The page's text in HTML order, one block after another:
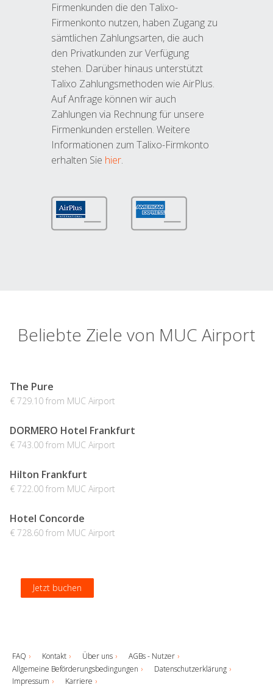
Firmenkunden die den Talixo-
Firmenkonto nutzen, haben Zugang zu
sämtlichen Zahlungsarten, die auch
den Privatkunden zur Verfügung
stehen. Darüber hinaus unterstützt
Talixo Zahlungsmethoden wie AirPlus.
Auf Anfrage können wir auch
Zahlungen via Rechnung für unsere
Firmenkunden erstellen. Weitere
Informationen zum Talixo-Firmkonto
erhalten Sie hier.
Beliebte Ziele von MUC Airport
The Pure
€ 729.10 from MUC Airport
Jetzt buchen
DORMERO Hotel Frankfurt
€ 743.00 from MUC Airport
Jetzt buchen
Hilton Frankfurt
€ 722.00 from MUC Airport
Jetzt buchen
Hotel Concorde
€ 728.60 from MUC Airport
Jetzt buchen
FAQ Kontakt Über uns
AGBs - Nutzer
Allgemeine Beförderungsbedingungen
Datenschutzerklärung
Impressum
Karriere